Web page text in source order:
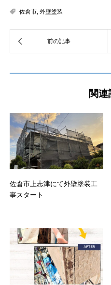
佐倉市 外壁塗装
関連
佐倉市上志津にて外壁塗装工
事スタート